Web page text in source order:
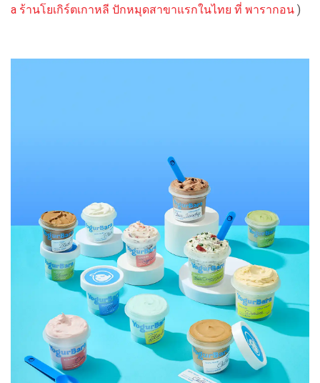
a ร้านโยเกิร์ตเกาหลี ปักหมุดสาขาแรกในไทย ที่ พารากอน )